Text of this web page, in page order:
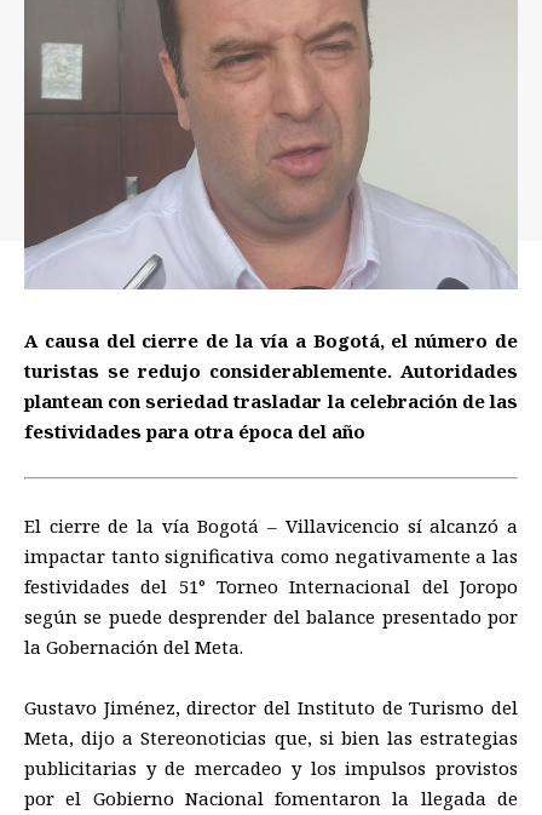
A causa del cierre de la vía a Bogotá, el número de
turistas se redujo considerablemente. Autoridades
plantean con seriedad trasladar la celebración de las
festividades para otra época del año
El cierre de la vía Bogotá – Villavicencio sí alcanzó a
impactar tanto significativa como negativamente a las
festividades del 51° Torneo Internacional del Joropo
según se puede desprender del balance presentado por
la Gobernación del Meta.
Gustavo Jiménez, director del Instituto de Turismo del
Meta, dijo a Stereonoticias que, si bien las estrategias
publicitarias y de mercadeo y los impulsos provistos
por el Gobierno Nacional fomentaron la llegada de